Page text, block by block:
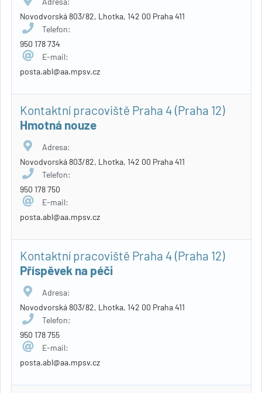
Novodvorská 803/82, Lhotka, 142 00 Praha 411
Telefon:
950 178 734
E-mail:
posta.abl@aa.mpsv.cz
Kontaktní pracoviště Praha 4 (Praha 12)
Hmotná nouze
Adresa:
Novodvorská 803/82, Lhotka, 142 00 Praha 411
Telefon:
950 178 750
E-mail:
posta.abl@aa.mpsv.cz
Kontaktní pracoviště Praha 4 (Praha 12)
Příspěvek na péči
Adresa:
Novodvorská 803/82, Lhotka, 142 00 Praha 411
Telefon:
950 178 755
E-mail:
posta.abl@aa.mpsv.cz